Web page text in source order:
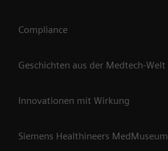
Compliance
Geschichten aus der Medtech-Welt
Innovationen mit Wirkung
Siemens Healthineers MedMuseum